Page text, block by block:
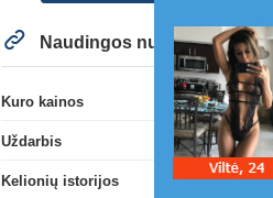
Naudingos nuorodos
Kuro kainos
Uždarbis
Kelionių istorijos